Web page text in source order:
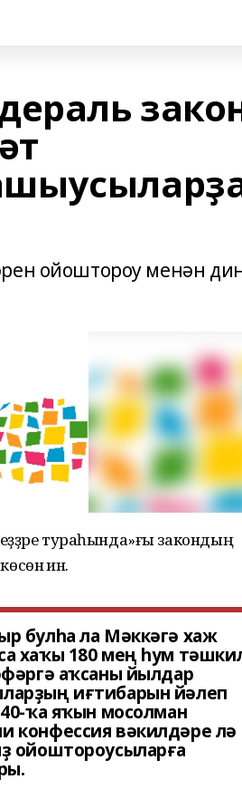
ойоштороу менән
тураһында»ғы закондың
инә.
булһа ла Мәккәгә хаж
хаҡы 180 мең һум
аҡсаны йылдар
иғтибарын йәлеп
ҡа яҡын мосолман
конфессия вәкилдәре лә
ойоштороусыларға